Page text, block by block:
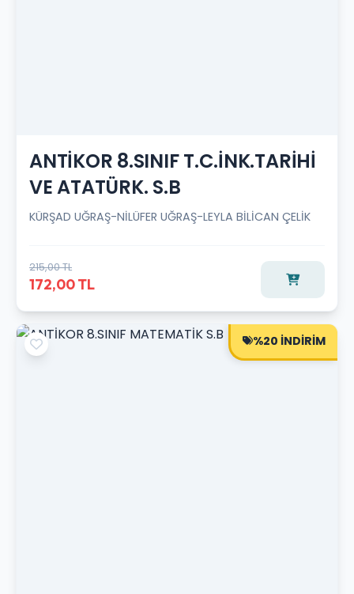
ANTİKOR 8.SINIF T.C.İNK.TARİHİ
VE ATATÜRK. S.B
KÜRŞAD UĞRAŞ-NİLÜFER UĞRAŞ-LEYLA BİLİCAN ÇELİK
215,00 TL
172,00 TL
%20 İNDİRİM